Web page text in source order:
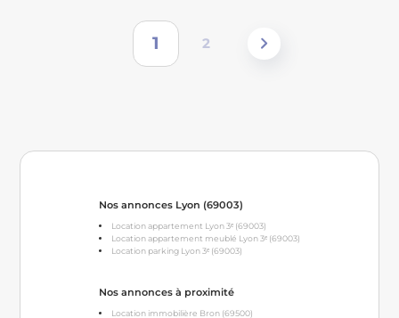
1 2
Nos annonces Lyon (69003)
Location appartement Lyon 3ᵉ (69003)
Location appartement meublé Lyon 3ᵉ (69003)
Location parking Lyon 3ᵉ (69003)
Nos annonces à proximité
Location immobilière Bron (69500)